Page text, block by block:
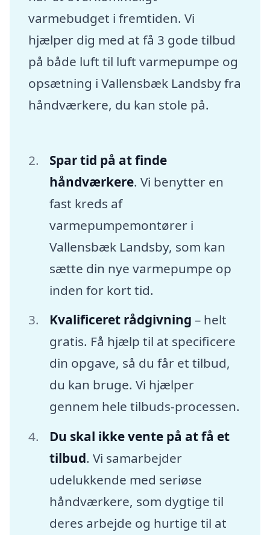
varmebudget i fremtiden. Vi
hjælper dig med at få 3 gode tilbud
på både luft til luft varmepumpe og
opsætning i Vallensbæk Landsby fra
håndværkere, du kan stole på.
Spar tid på at finde
håndværkere. Vi benytter en
fast kreds af
varmepumpemontører i
Vallensbæk Landsby, som kan
sætte din nye varmepumpe op
inden for kort tid.
Kvalificeret rådgivning – helt
gratis. Få hjælp til at specificere
din opgave, så du får et tilbud,
du kan bruge. Vi hjælper
gennem hele tilbuds-processen.
Du skal ikke vente på at få et
tilbud. Vi samarbejder
udelukkende med seriøse
håndværkere, som dygtige til
deres arbejde og hurtige til at